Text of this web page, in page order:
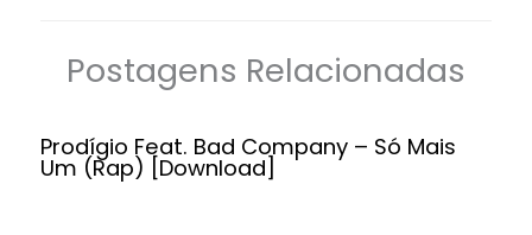
Postagens Relacionadas
Prodígio Feat. Bad Company – Só Mais
Um (Rap) [Download]